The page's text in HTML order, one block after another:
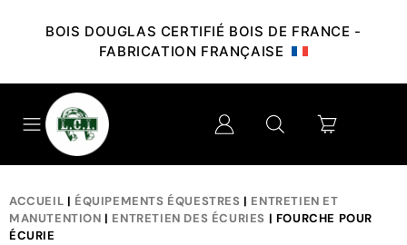
BOIS DOUGLAS CERTIFIÉ BOIS DE FRANCE -
FABRICATION FRANÇAISE
ACCUEIL | ÉQUIPEMENTS ÉQUESTRES | ENTRETIEN ET
MANUTENTION | ENTRETIEN DES ÉCURIES | FOURCHE POUR
ÉCURIE